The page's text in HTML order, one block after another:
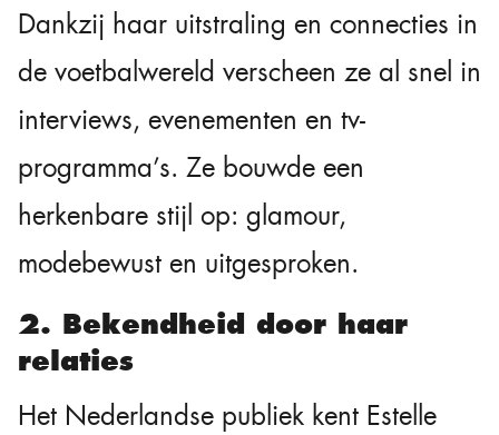
Dankzij haar uitstraling en connecties in
de voetbalwereld verscheen ze al snel in
interviews, evenementen en tv-
programma’s. Ze bouwde een
herkenbare stijl op: glamour,
modebewust en uitgesproken.
2. Bekendheid door haar
relaties
Het Nederlandse publiek kent Estelle